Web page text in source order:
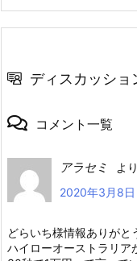
ディスカッショ
コメント一覧
アラセミ
よ
2020年3月8
どらいち様情報ありがと
ハイローオーストラリア